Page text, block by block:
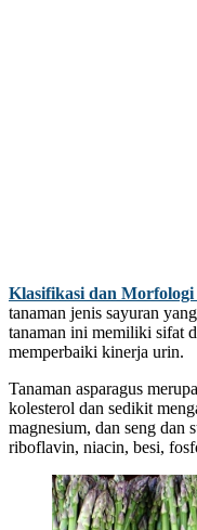
Klasifikasi dan Morfologi
tanaman jenis sayuran
tanaman ini memiliki sifat
memperbaiki kinerja urin.
Tanaman asparagus
kolesterol dan sedikit
magnesium, dan seng
riboflavin, niacin, besi,